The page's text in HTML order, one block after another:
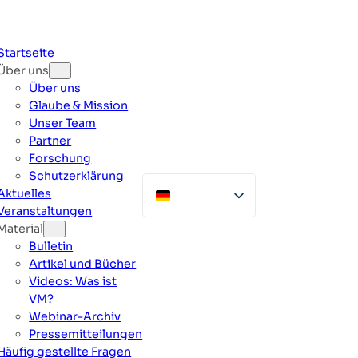
springen
uns
Über uns
Glaube & Mission
Unser Team
Partner
Forschung
Schutzerklärung
Bulletin
Artikel und Bücher
Videos: Was ist
VM?
Webinar-Archiv
Pressemitteilungen
gestellte Fragen